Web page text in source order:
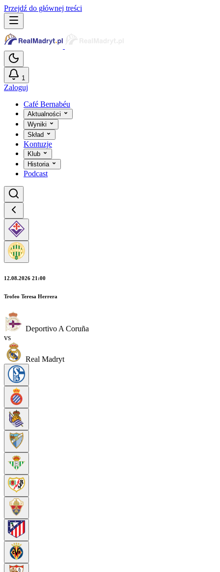
Przejdź do głównej treści
1
Zaloguj
Café Bernabéu
Aktualności
Wyniki
Skład
Kontuzje
Klub
Historia
Podcast
12.08.2026 21:00
Trofeo Teresa Herrera
Deportivo A Coruña
vs
Real Madryt